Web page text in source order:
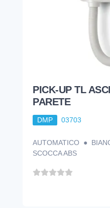
PICK-UP TL
PARETE
DMP 03703
AUTOMATICO ●
SCOCCA ABS